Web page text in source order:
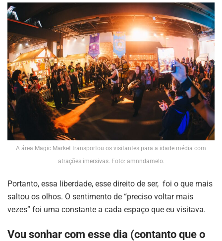
A área Magic Market transportou os visitantes para a idade média com
atrações imersivas. Foto: amnndamelo.
Portanto, essa liberdade, esse direito de ser, foi o que mais
saltou os olhos. O sentimento de “preciso voltar mais
vezes” foi uma constante a cada espaço que eu visitava.
Vou sonhar com esse dia (contanto que o